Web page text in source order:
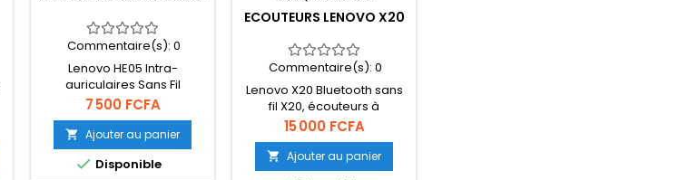
Commentaire(s): 0
Lenovo HE05 Intra-
auriculaires Sans Fil
Bluetooth 5.0 Avec Micro
Prix
7 500 FCFA
 Ajouter au panier
 Disponible
ECOUTEURS LENOVO X20
Commentaire(s): 0
Lenovo X20 Bluetooth sans
fil X20, écouteurs à
commande tactile,
écouteur de jeu basse,
étanche, BT 5.2
Prix
15 000 FCFA
 Ajouter au panier